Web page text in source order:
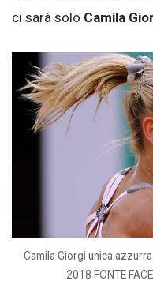
ci sarà solo Camila
Camila Giorgi unica
2018 FONTE